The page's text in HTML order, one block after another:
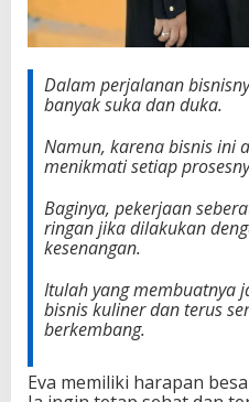
Dalam perjalanan
banyak suka dan duka.
Namun, karena bisnis ini
menikmati setiap
Baginya, pekerjaan
ringan jika dilakukan
kesenangan.
Itulah yang membuatnya
bisnis kuliner dan terus
berkembang.
Eva memiliki harapan